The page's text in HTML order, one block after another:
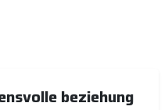
beziehung